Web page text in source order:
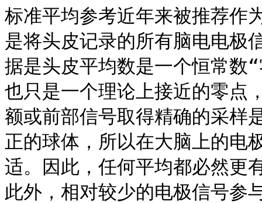
标准平均参考近年来被推荐作
是将头皮记录的所有脑电电极
据是头皮平均数是一个恒常数
也只是一个理论上接近的零点
额或前部信号取得精确的采样
正的球体，所以在大脑上的电
适。因此，任何平均都必然更
此外，相对较少的电极信号参